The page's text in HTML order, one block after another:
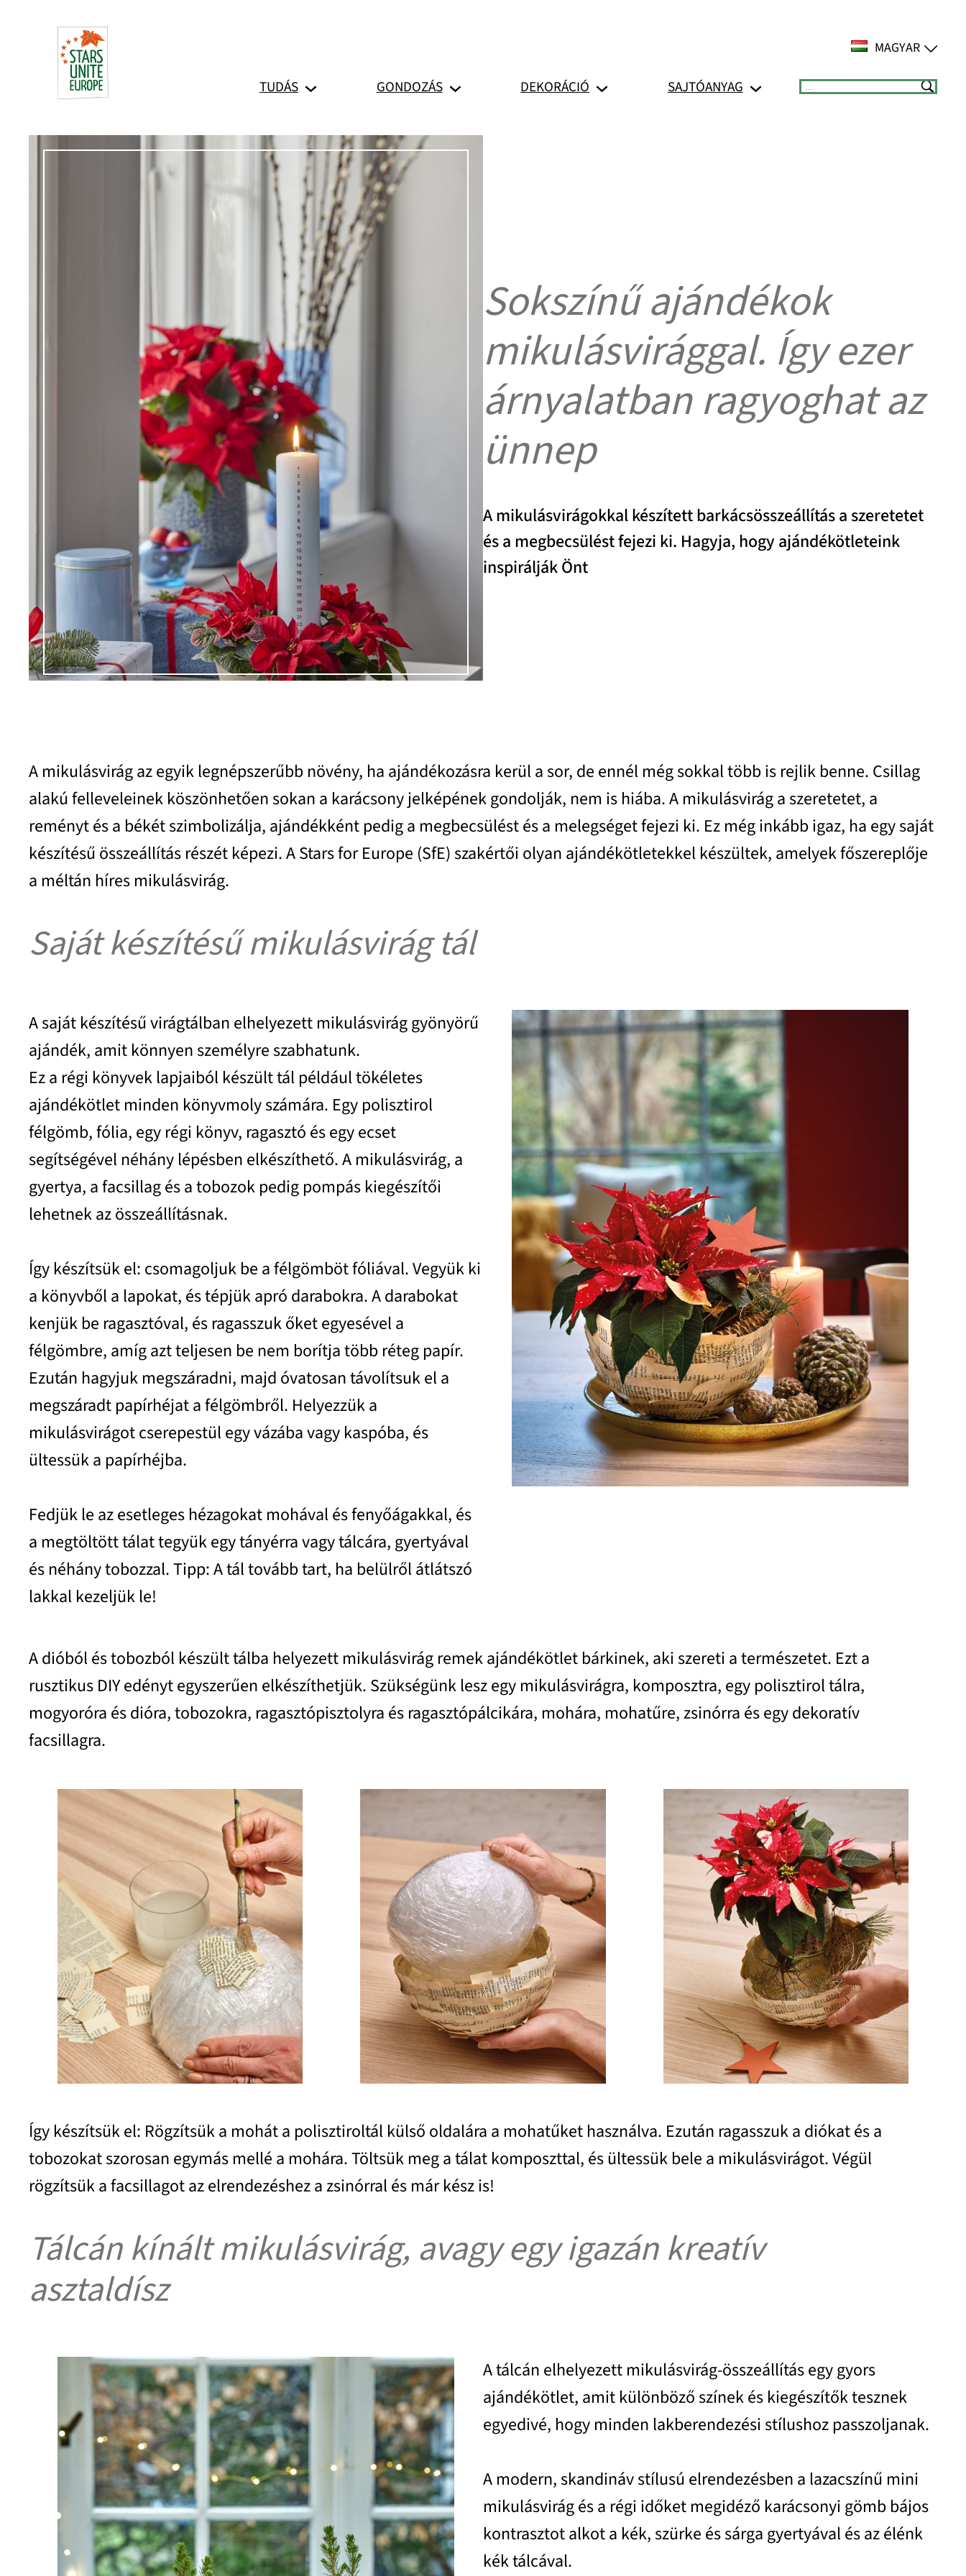
tartalomhoz
MAGYAR
TUDÁS GONDOZÁS DEKORÁCIÓ SAJTÓANYAG Suchen
Sokszínű ajándékok
mikulásvirággal. Így ezer
árnyalatban ragyoghat az
ünnep
A mikulásvirágokkal készített barkácsösszeállítás a szeretetet
és a megbecsülést fejezi ki. Hagyja, hogy ajándékötleteink
inspirálják Önt
A mikulásvirág az egyik legnépszerűbb növény, ha ajándékozásra kerül a sor, de ennél még sokkal több is rejlik benne. Csillag
alakú felleveleinek köszönhetően sokan a karácsony jelképének gondolják, nem is hiába. A mikulásvirág a szeretetet, a
reményt és a békét szimbolizálja, ajándékként pedig a megbecsülést és a melegséget fejezi ki. Ez még inkább igaz, ha egy saját
készítésű összeállítás részét képezi. A Stars for Europe (SfE) szakértői olyan ajándékötletekkel készültek, amelyek főszereplője
a méltán híres mikulásvirág.
Saját készítésű mikulásvirág tál
A saját készítésű virágtálban elhelyezett mikulásvirág gyönyörű
ajándék, amit könnyen személyre szabhatunk.
Ez a régi könyvek lapjaiból készült tál például tökéletes
ajándékötlet minden könyvmoly számára. Egy polisztirol
félgömb, fólia, egy régi könyv, ragasztó és egy ecset
segítségével néhány lépésben elkészíthető. A mikulásvirág, a
gyertya, a facsillag és a tobozok pedig pompás kiegészítői
lehetnek az összeállításnak.
Így készítsük el: csomagoljuk be a félgömböt fóliával. Vegyük ki
a könyvből a lapokat, és tépjük apró darabokra. A darabokat
kenjük be ragasztóval, és ragasszuk őket egyesével a
félgömbre, amíg azt teljesen be nem borítja több réteg papír.
Ezután hagyjuk megszáradni, majd óvatosan távolítsuk el a
megszáradt papírhéjat a félgömbről. Helyezzük a
mikulásvirágot cserepestül egy vázába vagy kaspóba, és
ültessük a papírhéjba.
Fedjük le az esetleges hézagokat mohával és fenyőágakkal, és
a megtöltött tálat tegyük egy tányérra vagy tálcára, gyertyával
és néhány tobozzal. Tipp: A tál tovább tart, ha belülről átlátszó
lakkal kezeljük le!
A dióból és tobozból készült tálba helyezett mikulásvirág remek ajándékötlet bárkinek, aki szereti a természetet. Ezt a
rusztikus DIY edényt egyszerűen elkészíthetjük. Szükségünk lesz egy mikulásvirágra, komposztra, egy polisztirol tálra,
mogyoróra és dióra, tobozokra, ragasztópisztolyra és ragasztópálcikára, mohára, mohatűre, zsinórra és egy dekoratív
facsillagra.
Így készítsük el: Rögzítsük a mohát a polisztiroltál külső oldalára a mohatűket használva. Ezután ragasszuk a diókat és a
tobozokat szorosan egymás mellé a mohára. Töltsük meg a tálat komposzttal, és ültessük bele a mikulásvirágot. Végül
rögzítsük a facsillagot az elrendezéshez a zsinórral és már kész is!
Tálcán kínált mikulásvirág, avagy egy igazán kreatív
asztaldísz
A tálcán elhelyezett mikulásvirág-összeállítás egy gyors
ajándékötlet, amit különböző színek és kiegészítők tesznek
egyedivé, hogy minden lakberendezési stílushoz passzoljanak.
A modern, skandináv stílusú elrendezésben a lazacszínű mini
mikulásvirág és a régi időket megidéző karácsonyi gömb bájos
kontrasztot alkot a kék, szürke és sárga gyertyával és az élénk
kék tálcával.